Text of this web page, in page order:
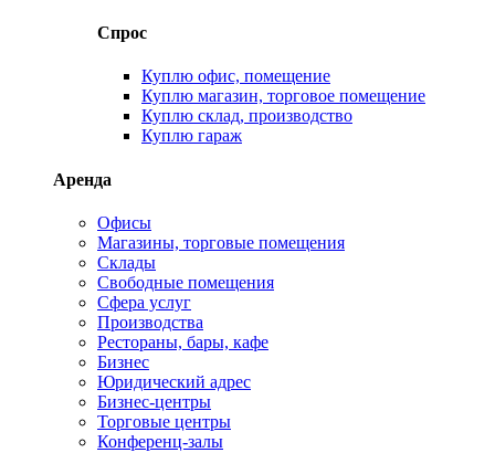
Спрос
Куплю офис, помещение
Куплю магазин, торговое помещение
Куплю склад, производство
Куплю гараж
Аренда
Офисы
Магазины, торговые помещения
Склады
Свободные помещения
Сфера услуг
Производства
Рестораны, бары, кафе
Бизнес
Юридический адрес
Бизнес-центры
Торговые центры
Конференц-залы